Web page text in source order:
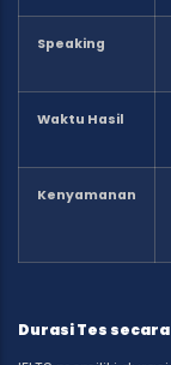
Speaking
Waktu Hasil
Kenyamanan
Durasi Tes